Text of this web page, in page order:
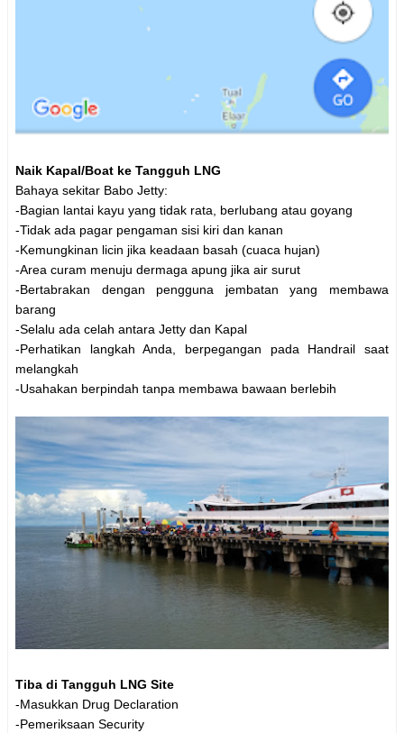
Naik Kapal/Boat ke Tangguh LNG
Bahaya sekitar Babo Jetty:
-Bagian lantai kayu yang tidak rata, berlubang atau goyang
-Tidak ada pagar pengaman sisi kiri dan kanan
-Kemungkinan licin jika keadaan basah (cuaca hujan)
-Area curam menuju dermaga apung jika air surut
-Bertabrakan dengan pengguna jembatan yang membawa
barang
-Selalu ada celah antara Jetty dan Kapal
-Perhatikan langkah Anda, berpegangan pada Handrail saat
melangkah
-Usahakan berpindah tanpa membawa bawaan berlebih
Tiba di Tangguh LNG Site
-Masukkan Drug Declaration
-Pemeriksaan Security